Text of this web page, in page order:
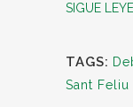
SIGUE
TAGS:
Sant